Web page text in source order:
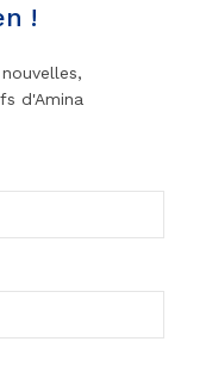
votre corps réagi
sur la boîte
laissez pas
vous conduire à
votre santé. Le
la plupart des
de ses deux
!
d'Amina